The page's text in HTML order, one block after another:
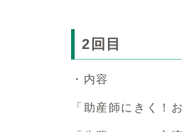
2回目
・内容
「助産師にきく！